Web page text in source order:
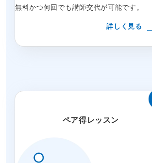
無料かつ何回でも講師交代が可能です。
詳しく見る
ペア得レッスン